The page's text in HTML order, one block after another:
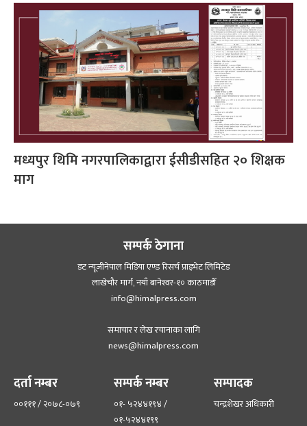
मध्यपुर थिमि नगरपालिकाद्वारा ईसीडीसहित २० शिक्षक
माग
सम्पर्क ठेगाना
डट न्यूजीनेपाल मिडिया एण्ड रिसर्च प्राइभेट लिमिटेड
लाखेचौर मार्ग, नयाँ बानेश्‍वर-१० काठमाडौँ
info@himalpress.com
समाचार र लेख रचानाका लागि
news@himalpress.com
दर्ता नम्बर
००१११ / २०७८-०७९
सम्पर्क नम्बर
०१- ५२४४१९४ /
०१-५२४४१९९
सम्पादक
चन्द्रशेखर अधिकारी